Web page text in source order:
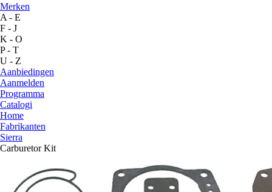
Merken
A - E
F - J
K - O
P - T
U - Z
Aanbiedingen
Aanmelden
Programma
Catalogi
Home
Fabrikanten
Sierra
Carburetor Kit